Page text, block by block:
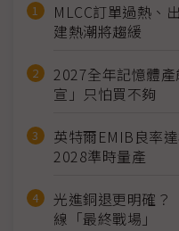
MLCC訂單過熱、
建熱潮將趨緩
2027全年記憶體
宣」只怕買不夠
英特爾EMIB良率
2028準時量產
光進銅退更明確
線「最終戰場」